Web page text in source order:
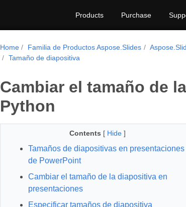
Products Purchase
Home Familia de Productos Aspose.Slides
Tamaño de diapositiva
Cambiar el tamaño de
Python
Contents [ Hide ]
Tamaños de diapositivas en presentaciones
de PowerPoint
Cambiar el tamaño de la diapositiva en
presentaciones
Especificar tamaños de diapositiva